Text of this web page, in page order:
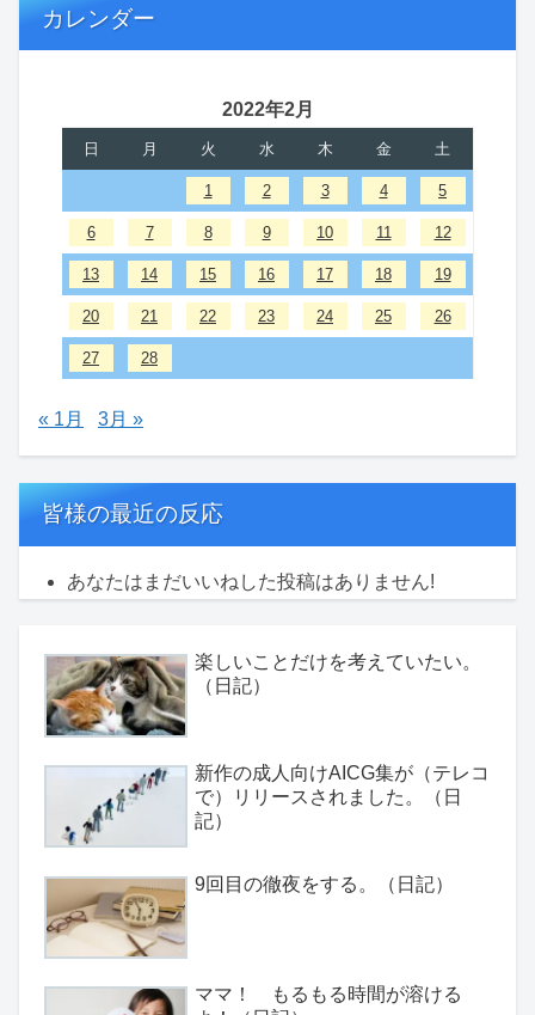
カレンダー
2022年2月
日 月 火 水 木 金 土
1 2 3 4 5
6 7 8 9 10 11 12
13 14 15 16 17 18 19
20 21 22 23 24 25 26
27 28
« 1月 3月 »
皆様の最近の反応
あなたはまだいいねした投稿はありません!
楽しいことだけを考えていたい。
（日記）
新作の成人向けAICG集が（テレコ
で）リリースされました。（日
記）
9回目の徹夜をする。（日記）
ママ！ もるもる時間が溶ける